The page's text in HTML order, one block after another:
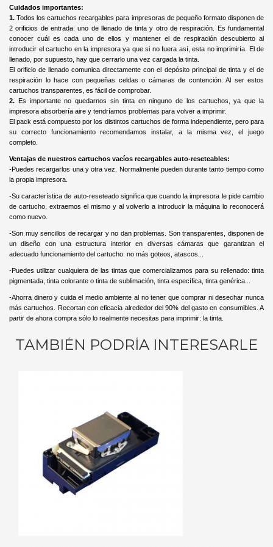
Cuidados importantes:
1.Todos los cartuchos recargables para impresoras de pequeño formato disponen de
2 orificios de entrada: uno de llenado de tinta y otro de respiración. Es fundamental
conocer cuál es cada uno de ellos y mantener el de respiración descubierto al
introducir el cartucho en la impresora ya que si no fuera así, esta no imprimiría. El de
llenado, por supuesto, hay que cerrarlo una vez cargada la tinta.
El orificio de llenado comunica directamente con el depósito principal de tinta y el de
respiración lo hace con pequeñas celdas o cámaras de contención. Al ser estos
cartuchos transparentes, es fácil de comprobar.
2. Es importante no quedarnos sin tinta en ninguno de los cartuchos, ya que la
impresora absorbería aire y tendríamos problemas para volver a imprimir.
El pack está compuesto por los distintos cartuchos de forma independiente, pero para
su correcto funcionamiento recomendamos instalar, a la misma vez, el juego
completo.
Ventajas de nuestros cartuchos vacíos recargables auto-reseteables:
-Puedes recargarlos una y otra vez. Normalmente pueden durante tanto tiempo como
la propia impresora.
-Su característica de auto-reseteado significa que cuando la impresora le pide cambio
de cartucho, extraemos el mismo y al volverlo a introducir la máquina lo reconocerá
como nuevo.
-Son muy sencillos de recargar y no dan problemas. Son transparentes, disponen de
un diseño con una estructura interior en diversas cámaras que garantizan el
adecuado funcionamiento del cartucho: no más goteos, atascos...
-Puedes utilizar cualquiera de las tintas que comercializamos para su rellenado: tinta
pigmentada, tinta colorante o tinta de sublimación, tinta específica, tinta genérica...
-Ahorra dinero y cuida el medio ambiente al no tener que comprar ni desechar nunca
más cartuchos. Recortan con eficacia alrededor del 90% del gasto en consumibles. A
partir de ahora compra sólo lo realmente necesitas para imprimir: la tinta.
TAMBIÉN PODRÍA INTERESARLE